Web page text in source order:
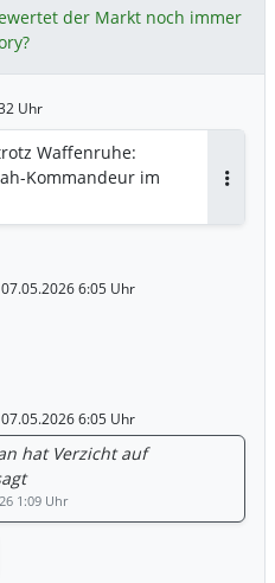
der Markt noch immer
Uhr
Waffenruhe:
Kommandeur im
07.05.2026 6:05 Uhr
07.05.2026 6:05 Uhr
hat Verzicht auf
1:09 Uhr